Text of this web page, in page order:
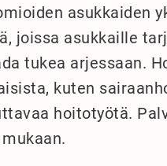
asukkaiden
joissa asukkaille
tukea arjessaan.
kuten
hoitotyötä.